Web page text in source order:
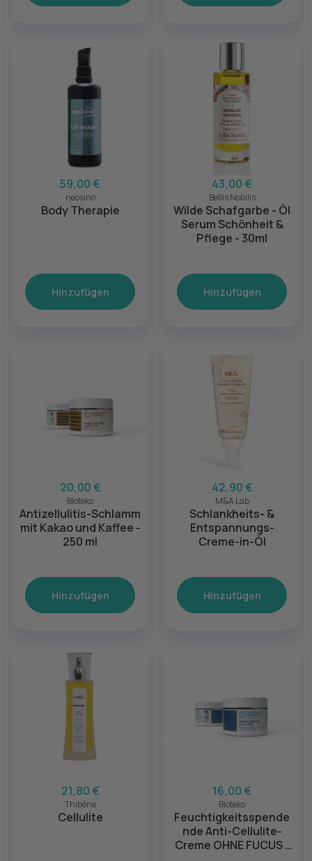
59,00 €
neosino
Body Therapie
Hinzufügen
43,00 €
Bellis Nobilis
Wilde Schafgarbe - Öl
Serum Schönheit &
Pflege - 30ml
Hinzufügen
20,00 €
Bioteko
Antizellulitis-Schlamm
mit Kakao und Kaffee -
250 ml
Hinzufügen
42,90 €
M&A Lab
Schlankheits- &
Entspannungs-
Creme-in-Öl
Hinzufügen
21,80 €
Thibêne
Cellulite
16,00 €
Bioteko
Feuchtigkeitsspende
nde Anti-Cellulite-
Creme OHNE FUCUS -